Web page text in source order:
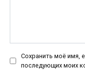
Сохранить моё имя,
последующих моих